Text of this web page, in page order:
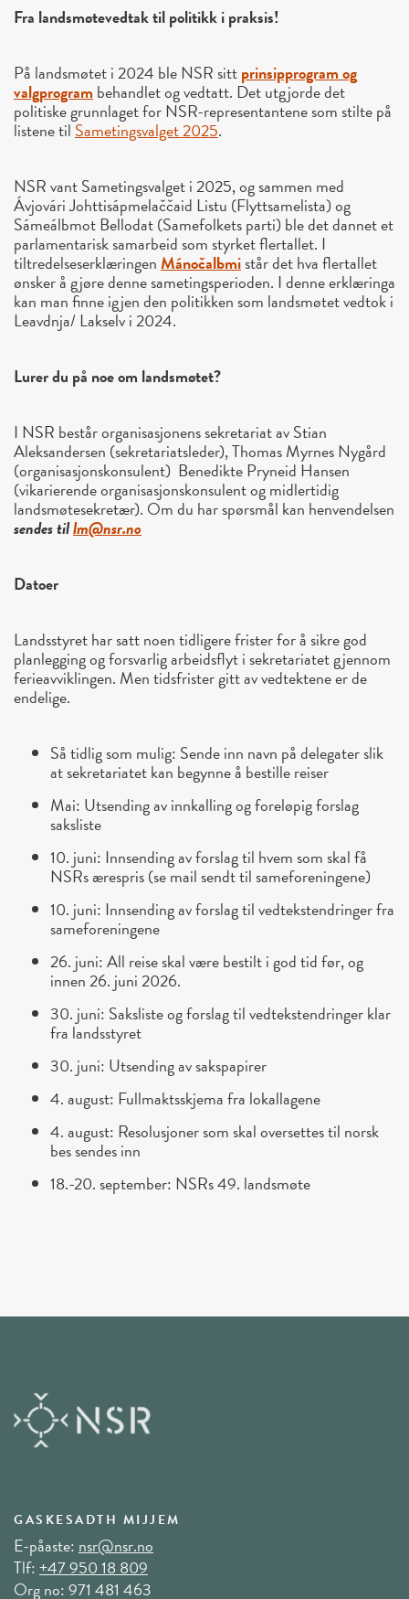
Fra landsmøtevedtak til politikk i praksis!
På landsmøtet i 2024 ble NSR sittprinsipprogram og
valgprogram behandlet og vedtatt. Det utgjorde det
politiske grunnlaget for NSR-representantene som stilte på
listene til Sametingsvalget 2025.
NSR vant Sametingsvalget i 2025, og sammen med
Ávjovári Johttisápmelaččaid Listu (Flyttsamelista) og
Sámeálbmot Bellodat (Samefolkets parti) ble det dannet et
parlamentarisk samarbeid som styrket flertallet. I
tiltredelseserklæringenMánočalbmistår det hva flertallet
ønsker å gjøre denne sametingsperioden. I denne erklæringa
kan man finne igjen den politikken som landsmøtet vedtok i
Leavdnja/ Lakselv i 2024.
Lurer du på noe om landsmøtet?
I NSR består organisasjonens sekretariat av Stian
Aleksandersen (sekretariatsleder), Thomas Myrnes Nygård
(organisasjonskonsulent) Benedikte Pryneid Hansen
(vikarierende organisasjonskonsulent og midlertidig
landsmøtesekretær). Om du har spørsmål kan henvendelsen
sendes tillm@nsr.no
Datoer
Landsstyret har satt noen tidligere frister for å sikre god
planlegging og forsvarlig arbeidsflyt i sekretariatet gjennom
ferieavviklingen. Men tidsfrister gitt av vedtektene er de
endelige.
Så tidlig som mulig: Sende inn navn på delegater slik
at sekretariatet kan begynne å bestille reiser
Mai: Utsending av innkalling og foreløpig forslag
saksliste
10. juni: Innsending av forslag til hvem som skal få
NSRs ærespris (se mail sendt til sameforeningene)
10. juni: Innsending av forslag til vedtekstendringer fra
sameforeningene
26. juni: All reise skal være bestilt i god tid før, og
innen 26. juni 2026.
30. juni: Saksliste og forslag til vedtekstendringer klar
fra landsstyret
30. juni: Utsending av sakspapirer
4. august: Fullmaktsskjema fra lokallagene
4. august: Resolusjoner som skal oversettes til norsk
bes sendes inn
18.-20. september: NSRs 49. landsmøte
GASKESADTH MIJJEM
E-påaste: nsr@nsr.no
Tlf:+47 950 18 809
Org no: 971 481 463